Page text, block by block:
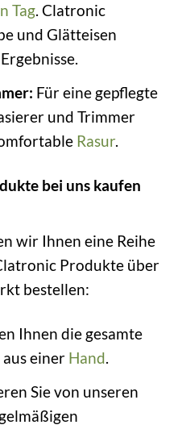
Tag. Clatronic
und Glätteisen
Für eine gepflegte
und Trimmer
Rasur.
bei uns kaufen
wir Ihnen eine Reihe
Produkte über
bestellen:
Ihnen die gesamte
einer Hand.
Sie von unseren